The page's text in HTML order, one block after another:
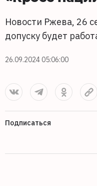
Новости Ржева, 26
допуску будет
26.09.2024 05:06:00
Подписаться